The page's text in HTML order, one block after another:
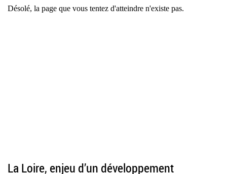
La Loire, enjeu d’un développement